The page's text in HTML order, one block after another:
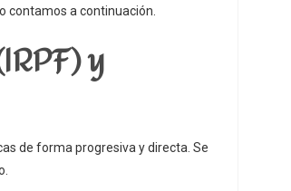
contamos a continuación.
y
de forma progresiva y directa. Se